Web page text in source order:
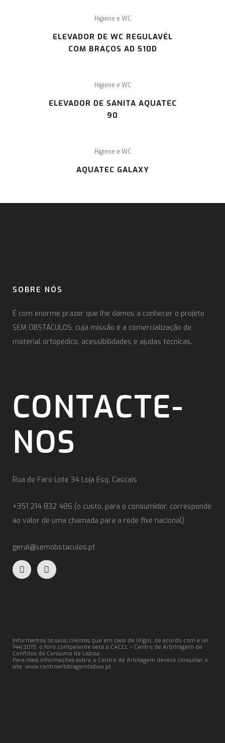
Higiene e WC
ELEVADOR DE WC REGULAVÉL
COM BRAÇOS AD 510D
Higiene e WC
ELEVADOR DE SANITA AQUATEC
90
Higiene e WC
AQUATEC GALAXY
SOBRE NÓS
É com enorme prazer que lhe damos a conhecer o projeto
SEM OBSTÁCULOS, cuja missão é a comercialização de
material ortopédico, acessibilidades e ajudas técnicas.
CONTACTE-
NOS
Rua de Faro Lote 34 Loja Esq. Cascais
+351 214 832 486 (o custo, para o consumidor, corresponde
ao valor de uma chamada para a rede fixe nacional)
geral@semobstaculos.pt
Informamos os seus clientes que em caso de litígio, de acordo com a lei
144/2015, o foro competente será o CACCL – Centro de Arbitragem de
Conflitos de Consumo de Lisboa.
Para mais informações sobre o Centro de Arbitagem deverá consultar o
site: www.centroarbitragemlisboa.pt.